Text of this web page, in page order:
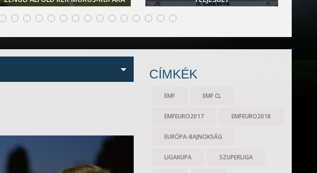
CÍMKÉK
EMF EMF CL
EMFEURO2017 EMFEURO2018
EURÓPA-BAJNOKSÁG
LIGAKUPA SZUPERLIGA